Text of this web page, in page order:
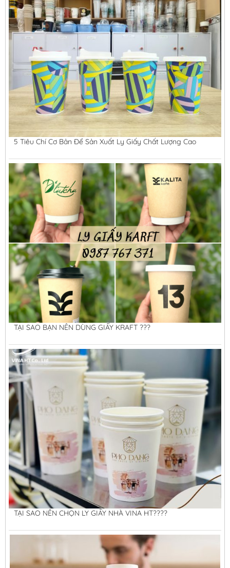
5 Tiêu Chí Cơ Bản Để Sản Xuất Ly Giấy Chất Lượng Cao
TẠI SAO BẠN NÊN DÙNG GIẤY KRAFT ???
TẠI SAO NÊN CHỌN LY GIẤY NHÀ VINA HT????